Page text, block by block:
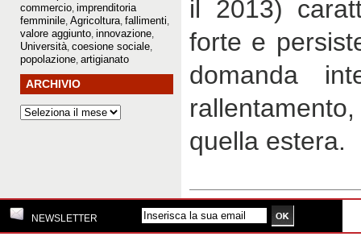
commercio imprenditoria
femminile Agricoltura fallimenti
valore aggiunto innovazione
Università coesione sociale
popolazione artigianato
ARCHIVIO
il 2013)
forte e
domanda
quella estera.
NEWSLETTER